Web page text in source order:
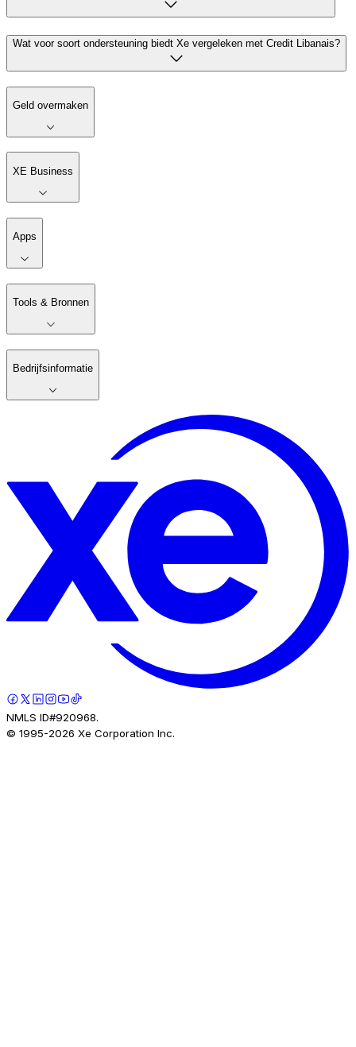
Wat voor soort ondersteuning biedt Xe vergeleken met Credit Libanais?
Geld overmaken
XE Business
Apps
Tools & Bronnen
Bedrijfsinformatie
NMLS ID#920968.
© 1995-2026 Xe Corporation Inc.